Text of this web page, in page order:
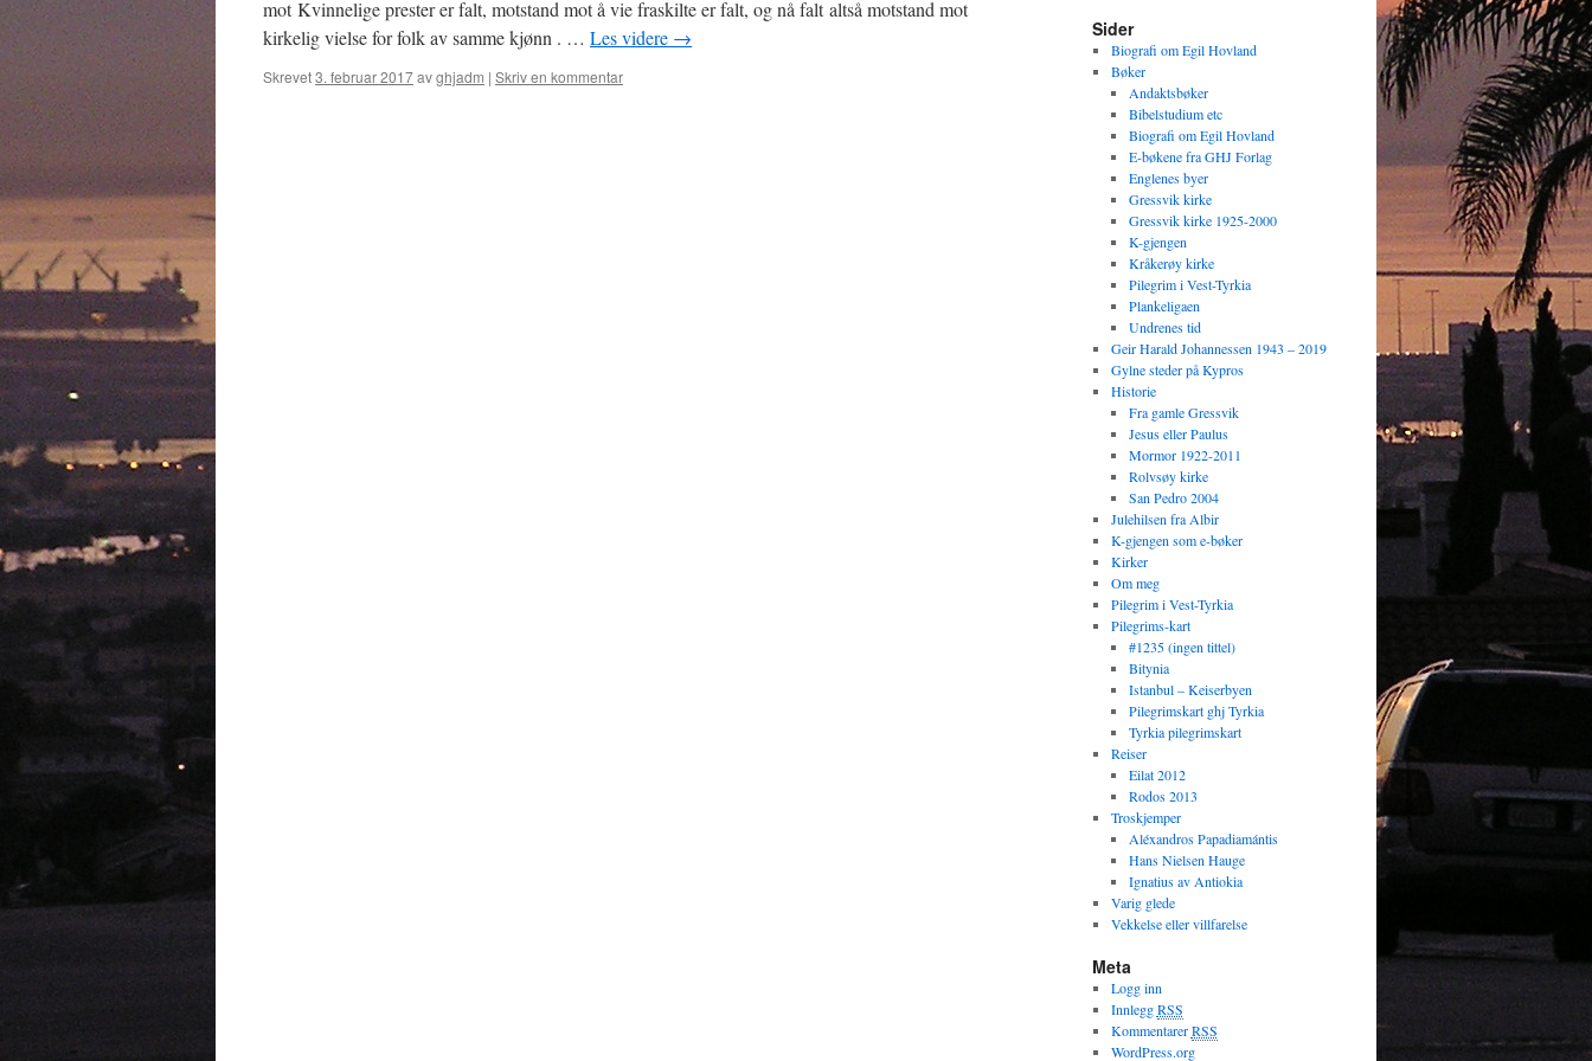
mot Kvinnelige prester er falt, motstand mot å vie fraskilte er falt, og nå falt altså motstand mot
kirkelig vielse for folk av samme kjønn . … Les videre →
Skrevet3. februar 2017avghjadm | Skriv en kommentar
t
e
g
Sider
Biografi om Egil Hovland
Bøker
Andaktsbøker
Bibelstudium etc
Biografi om Egil Hovland
E-bøkene fra GHJ Forlag
Englenes byer
Gressvik kirke
Gressvik kirke 1925-2000
K-gjengen
Kråkerøy kirke
Pilegrim i Vest-Tyrkia
Plankeligaen
Undrenes tid
Geir Harald Johannessen 1943 – 2019
Gylne steder på Kypros
Historie
Fra gamle Gressvik
Jesus eller Paulus
Mormor 1922-2011
Rolvsøy kirke
San Pedro 2004
Julehilsen fra Albir
K-gjengen som e-bøker
Kirker
Om meg
Pilegrim i Vest-Tyrkia
Pilegrims-kart
#1235 (ingen tittel)
Bitynia
Istanbul – Keiserbyen
Pilegrimskart ghj Tyrkia
Tyrkia pilegrimskart
Reiser
Eilat 2012
Rodos 2013
Troskjemper
Aléxandros Papadiamántis
Hans Nielsen Hauge
Ignatius av Antiokia
Varig glede
Vekkelse eller villfarelse
Meta
Logg inn
InnleggRSS
KommentarerRSS
WordPress.org